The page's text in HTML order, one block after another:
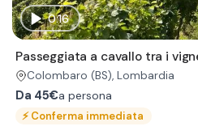
0:16
Passeggiata a cavallo tra i
Colombaro (BS), Lombardia
Da 45€a persona
⚡Conferma immediata